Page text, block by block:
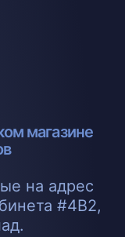
магазине
на адрес
#4B2,